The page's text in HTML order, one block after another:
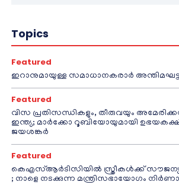
Topics
Featured
ഇറാനുമായുള്ള സമാധാനകരാർ
Featured
വിസ പ്രതിസന്ധികളും, തീരുവയും
ഇന്ത്യ; മാർക്കോ റൂബിയോയുമായി
ജയശങ്കർ
Featured
കെഎസ്ആർടിസിയിൽ സ്ത്രീകൾക്ക് സൗജന്യ
; നാളെ നടക്കുന്ന മന്ത്രിസഭായോഗം